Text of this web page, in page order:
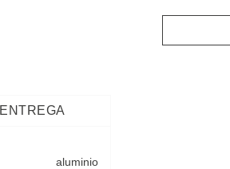
ENTREGA
aluminio